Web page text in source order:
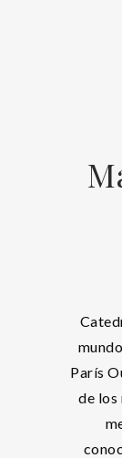
París
de los